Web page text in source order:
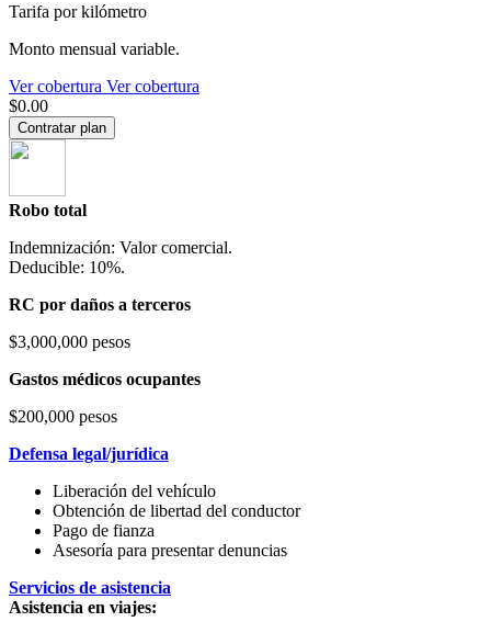
Tarifa por kilómetro
Monto mensual variable.
Ver cobertura Ver cobertura
$0.00
Contratar plan
Robo total
Indemnización: Valor comercial.
Deducible: 10%.
RC por daños a terceros
$3,000,000 pesos
Gastos médicos ocupantes
$200,000 pesos
Defensa legal/jurídica
Liberación del vehículo
Obtención de libertad del conductor
Pago de fianza
Asesoría para presentar denuncias
Servicios de asistencia
Asistencia en viajes: